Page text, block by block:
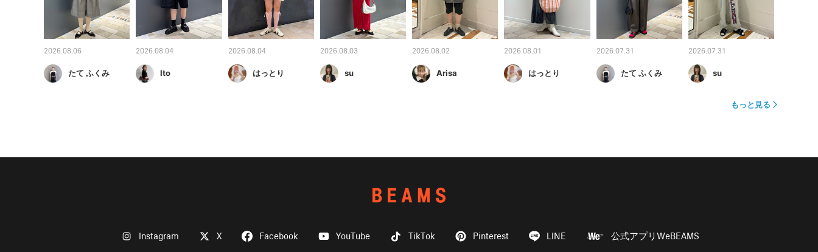
2026.08.06
たて ふくみ
2026.08.04
Ito
2026.08.04
はっとり
2026.08.03
su
2026.08.02
Arisa
2026.08.01
はっとり
2026.07.31
たて ふくみ
2026.07.31
su
もっと見る
Instagram X Facebook YouTube TikTok Pinterest LINE 公式アプリWeBEAMS